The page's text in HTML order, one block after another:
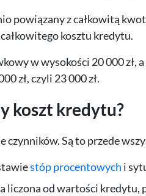
powiązany z całkowitą
kosztu kredytu.
w wysokości 20 000 zł,
zł, czyli 23 000 zł.
koszt kredytu?
czynników. Są to przede
stóp procentowych i
liczona od wartości kredytu,